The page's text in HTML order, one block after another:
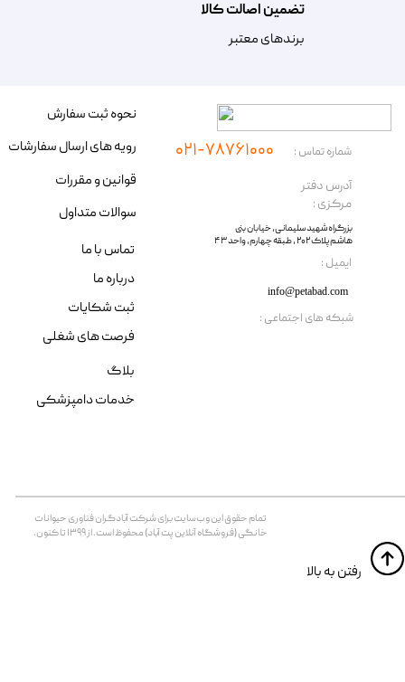
تضمین اصالت کالا
​​برندهای معتبر​​​​​​​
​ایمیل :
آدرس دفتر
مرکزی :
info@petabad.com
​​بزرگراه شهید سلیمانی، خیابان بنی
هاشم پلاک ۲۰۲ ، طبقه چهارم، واحد ۴۳
شماره تماس : ۰۲۱-۷۸۷۶۱۰۰۰
تمام حقوق اين وب‌سايت برای شرکت آبادگران فناوری حیوانات
خانگی (فروشگاه آنلاین پت آباد) محفوظ است. از ۱۳۹۹ تا کنون.
​​رفتن به بالا
نحوه ثبت سفارش
رویه های ارسال سفارشات
قوانین و مقررات
سوالات متداول
تماس با ما
درباره ما
ثبت شکایات
فرصت های شغلی
​شبکه های اجتماعی :
بلاگ
خدمات دامپزشکی